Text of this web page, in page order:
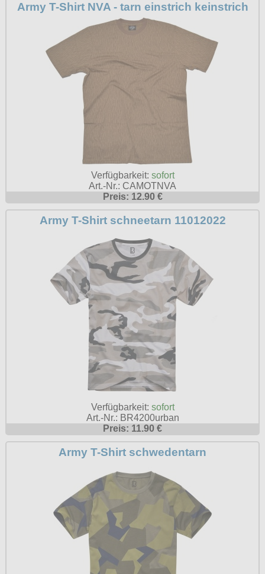
Army T-Shirt NVA - tarn einstrich keinstrich
Verfügbarkeit: sofort
Art.-Nr.: CAMOTNVA
Preis: 12.90 €
Army T-Shirt schneetarn 11012022
Verfügbarkeit: sofort
Art.-Nr.: BR4200urban
Preis: 11.90 €
Army T-Shirt schwedentarn